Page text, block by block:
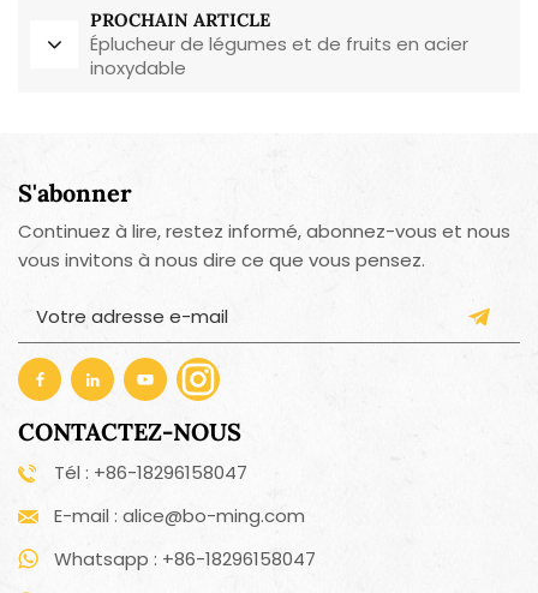
PROCHAIN ARTICLE
Éplucheur de légumes et de fruits en acier
inoxydable
S'abonner
Continuez à lire, restez informé, abonnez-vous et nous
vous invitons à nous dire ce que vous pensez.
CONTACTEZ-NOUS
Tél : +86-18296158047
E-mail : alice@bo-ming.com
Whatsapp : +86-18296158047